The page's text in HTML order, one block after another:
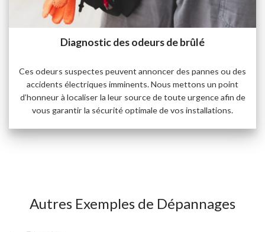
Diagnostic des odeurs de brûlé
Ces odeurs suspectes peuvent annoncer des pannes ou des
accidents électriques imminents. Nous mettons un point
d’honneur à localiser la leur source de toute urgence afin de
vous garantir la sécurité optimale de vos installations.
Autres Exemples de Dépannages